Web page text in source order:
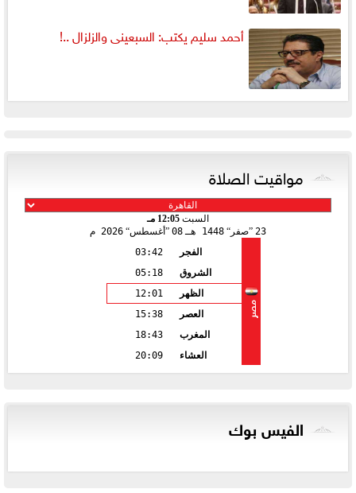
أحمد سليم يكتب: السبعينى والزلزال ..!
مواقيت الصلاة
السبت 12:05 مـ
23 صفر 1448 هـ 08 أغسطس 2026 م
مصر
الفجر
03:42
الشروق
05:18
الظهر
12:01
العصر
15:38
المغرب
18:43
العشاء
20:09
الفيس بوك